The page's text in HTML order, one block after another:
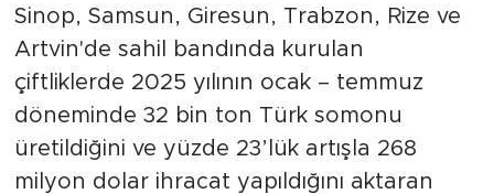
Sinop, Samsun, Giresun, Trabzon, Rize ve
Artvin'de sahil bandında kurulan
çiftliklerde 2025 yılının ocak – temmuz
döneminde 32 bin ton Türk somonu
üretildiğini ve yüzde 23’lük artışla 268
milyon dolar ihracat yapıldığını aktaran